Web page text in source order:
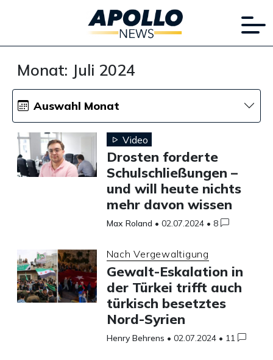
Monat: Juli 2024
Auswahl Monat
Video
Drosten forderte
Schulschließungen –
und will heute nichts
mehr davon wissen
Max Roland • 02.07.2024 • 8
Nach Vergewaltigung
Gewalt-Eskalation in
der Türkei trifft auch
türkisch besetztes
Nord-Syrien
Henry Behrens • 02.07.2024 • 11